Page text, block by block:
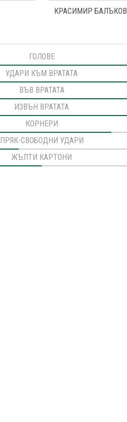
КРАСИМИР БАЛЪКОВ
ГОЛОВЕ
УДАРИ КЪМ ВРАТАТА
ВЪВ ВРАТАТА
ИЗВЪН ВРАТАТА
КОРНЕРИ
ПРЯК-СВОБОДНИ УДАРИ
ЖЪЛТИ КАРТОНИ